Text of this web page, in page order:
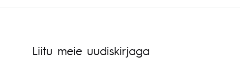
Liitu meie uudiskirjaga